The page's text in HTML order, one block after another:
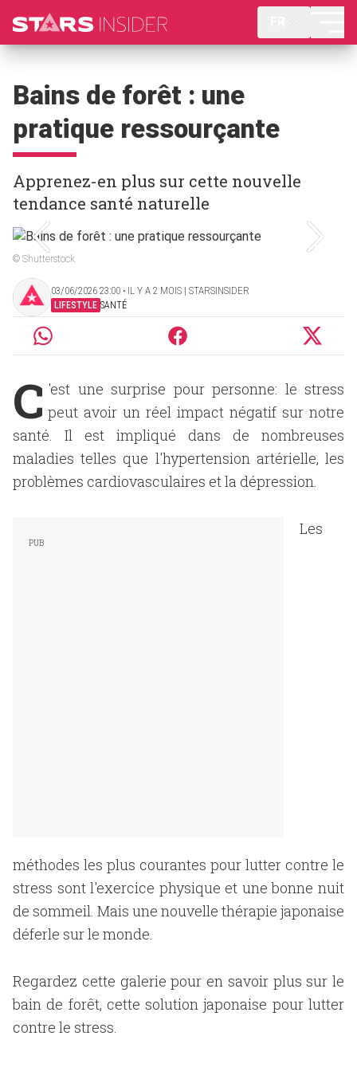
Bains de forêt : une
pratique ressourçante
Apprenez-en plus sur cette nouvelle
tendance santé naturelle
© Shutterstock
03/06/2026 23:00 ‧ IL Y A 2 MOIS | STARSINSIDER
LIFESTYLE SANTÉ
C 'est une surprise pour personne: le stress
peut avoir un réel impact négatif sur notre
santé. Il est impliqué dans de nombreuses
maladies telles que l'hypertension artérielle, les
problèmes cardiovasculaires et la dépression.
Les
méthodes les plus courantes pour lutter contre le
stress sont l'exercice physique et une bonne nuit
de sommeil. Mais une nouvelle thérapie japonaise
déferle sur le monde.
Regardez cette galerie pour en savoir plus sur le
bain de forêt, cette solution japonaise pour lutter
contre le stress.